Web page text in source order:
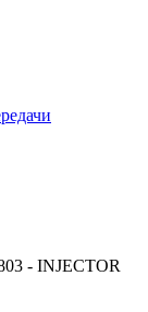
- INJECTOR